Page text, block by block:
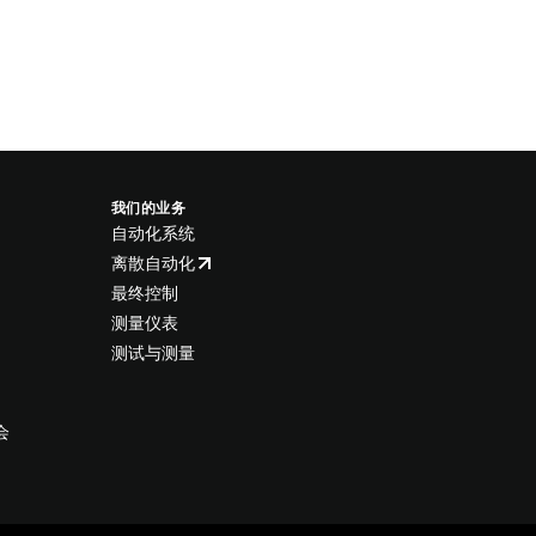
我们的业务
自动化系统
离散自动化
最终控制
测量仪表
测试与测量